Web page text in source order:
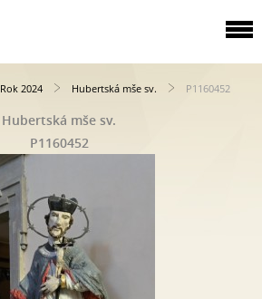
Rok 2024 Hubertská mše sv. P1160452
Hubertská mše sv.
P1160452